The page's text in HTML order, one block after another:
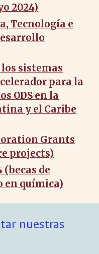
2024)
Tecnología e
sistemas
para la
ODS en la
y el Caribe
Grants
projects)
(becas de
en química)
nuestras